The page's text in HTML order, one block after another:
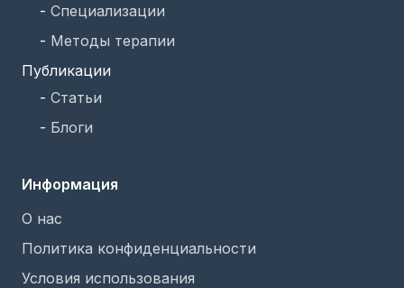
- Специализации
- Методы терапии
Публикации
- Статьи
- Блоги
Информация
О нас
Политика конфиденциальности
Условия использования